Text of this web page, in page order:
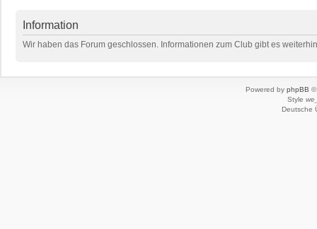
Information
Wir haben das Forum geschlossen. Informationen zum Club gibt es
Powered by phpBB ©
Style
Deutsche